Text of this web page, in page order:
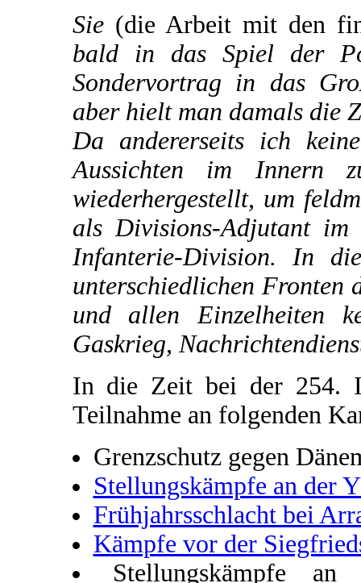
Sie (die Arbeit mit den
bald in das Spiel der
Sondervortrag in das
aber hielt man damals die
Da andererseits ich
Aussichten im Innern
wiederhergestellt, um
als Divisions-Adjutant im
Infanterie-Division. In
unterschiedlichen Fronten
und allen Einzelheiten
Gaskrieg,
In die Zeit bei der 254.
Teilnahme an folgenden
Grenzschutz gegen
Stellungskämpfe an der
Frühjahrsschlacht bei
Kämpfe vor der
Stellungskämpfe